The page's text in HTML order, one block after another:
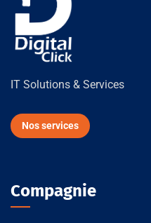
IT Solutions & Services
Nos services
Compagnie